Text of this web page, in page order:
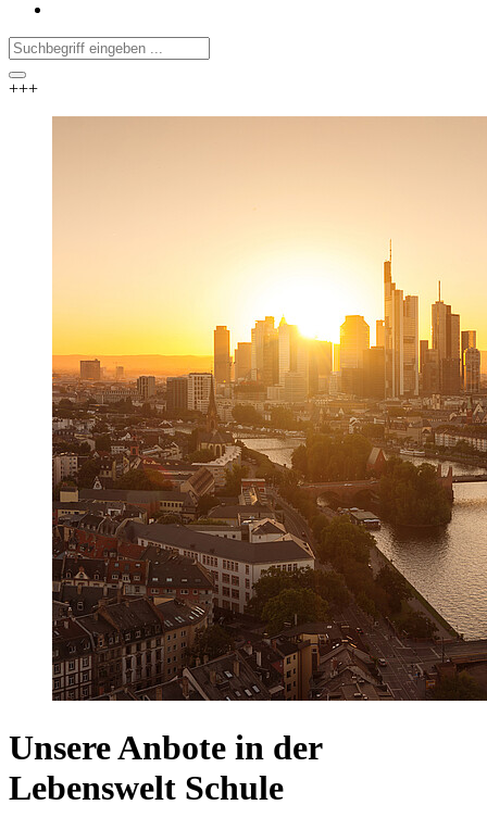
+++
Unsere Anbote in der
Lebenswelt Schule